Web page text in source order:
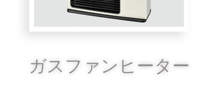
ガスファンヒーター